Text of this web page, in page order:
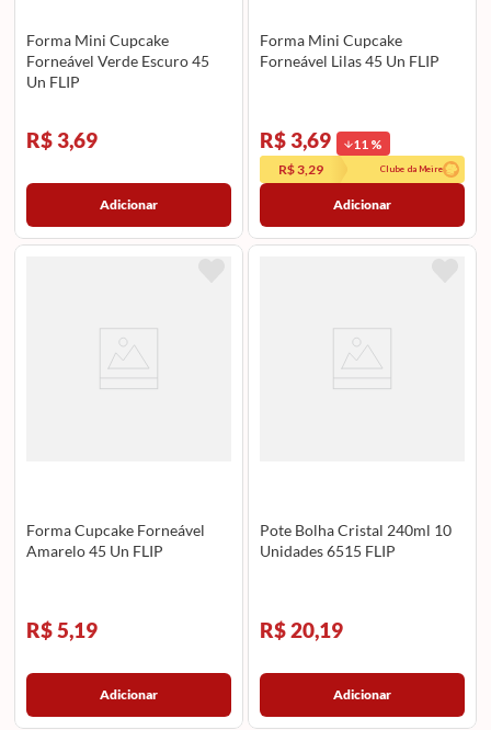
Forma Mini Cupcake
Forneável Verde Escuro 45
Un FLIP
R$ 3,69
Adicionar
Forma Mini Cupcake
Forneável Lilas 45 Un FLIP
R$ 3,69 11 %
R$ 3,29
Clube da Meire
Adicionar
Forma Cupcake Forneável
Amarelo 45 Un FLIP
R$ 5,19
Adicionar
Pote Bolha Cristal 240ml 10
Unidades 6515 FLIP
R$ 20,19
Adicionar